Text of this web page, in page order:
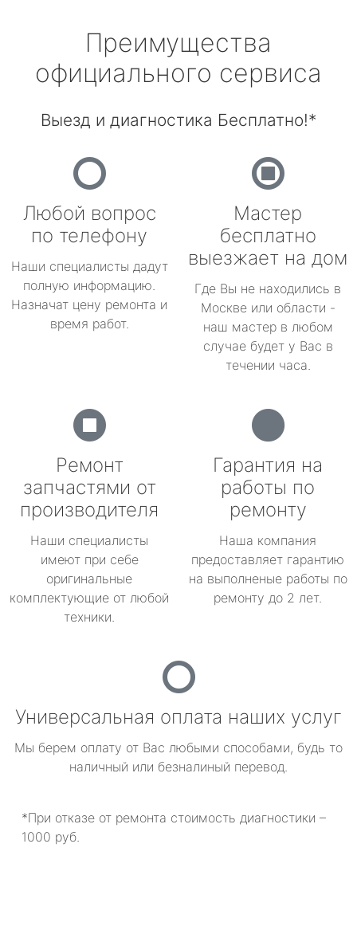
Преимущества
официального сервиса
Выезд и диагностика Бесплатно!*
Любой вопрос
по телефону
Наши специалисты дадут
полную информацию.
Назначат цену ремонта и
время работ.
Мастер
бесплатно
выезжает на дом
Где Вы не находились в
Москве или области -
наш мастер в любом
случае будет у Вас в
течении часа.
Ремонт
запчастями от
производителя
Наши специалисты
имеют при себе
оригинальные
комплектующие от любой
техники.
Гарантия на
работы по
ремонту
Наша компания
предоставляет гарантию
на выполненые работы по
ремонту до 2 лет.
Универсальная оплата наших услуг
Мы берем оплату от Вас любыми способами, будь то
наличный или безналиный перевод.
*При отказе от ремонта стоимость диагностики –
1000 руб.